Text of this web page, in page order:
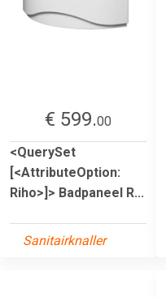
€ 599.00
<QuerySet
[<AttributeOption:
Riho>]> Badpaneel R...
Sanitairknaller